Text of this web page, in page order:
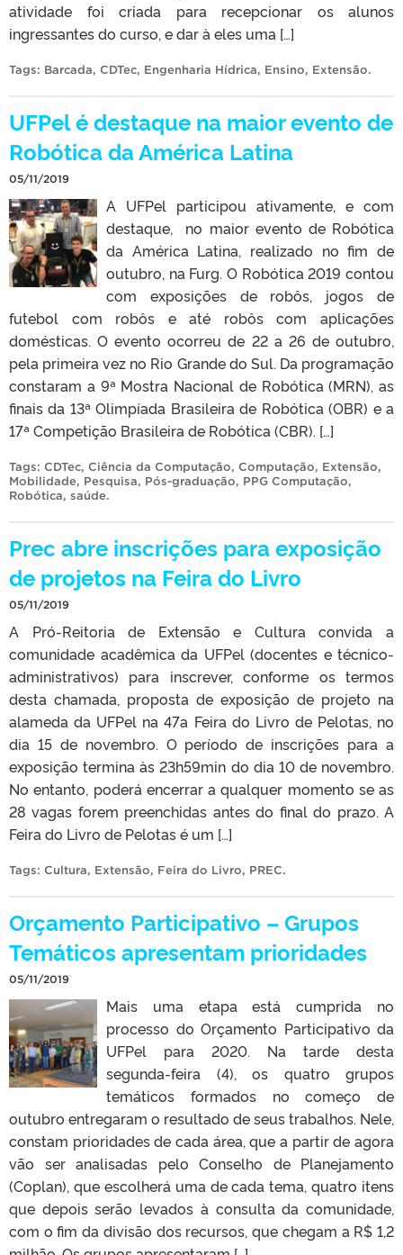
atividade foi criada para recepcionar os alunos
ingressantes do curso, e dar à eles uma […]
Tags: Barcada, CDTec, Engenharia Hídrica, Ensino, Extensão.
UFPel é destaque na maior evento de
Robótica da América Latina
05/11/2019
A UFPel participou ativamente, e com
destaque, no maior evento de Robótica
da América Latina, realizado no fim de
outubro, na Furg. O Robótica 2019 contou
com exposições de robôs, jogos de
futebol com robôs e até robôs com aplicações
domésticas. O evento ocorreu de 22 a 26 de outubro,
pela primeira vez no Rio Grande do Sul. Da programação
constaram a 9ª Mostra Nacional de Robótica (MRN), as
finais da 13ª Olimpíada Brasileira de Robótica (OBR) e a
17ª Competição Brasileira de Robótica (CBR). […]
Tags: CDTec, Ciência da Computação, Computação, Extensão,
Mobilidade, Pesquisa, Pós-graduação, PPG Computação,
Robótica, saúde.
Prec abre inscrições para exposição
de projetos na Feira do Livro
05/11/2019
A Pró-Reitoria de Extensão e Cultura convida a
comunidade acadêmica da UFPel (docentes e técnico-
administrativos) para inscrever, conforme os termos
desta chamada, proposta de exposição de projeto na
alameda da UFPel na 47a Feira do Livro de Pelotas, no
dia 15 de novembro. O período de inscrições para a
exposição termina às 23h59min do dia 10 de novembro.
No entanto, poderá encerrar a qualquer momento se as
28 vagas forem preenchidas antes do final do prazo. A
Feira do Livro de Pelotas é um […]
Tags: Cultura, Extensão, Feira do Livro, PREC.
Orçamento Participativo – Grupos
Temáticos apresentam prioridades
05/11/2019
Mais uma etapa está cumprida no
processo do Orçamento Participativo da
UFPel para 2020. Na tarde desta
segunda-feira (4), os quatro grupos
temáticos formados no começo de
outubro entregaram o resultado de seus trabalhos. Nele,
constam prioridades de cada área, que a partir de agora
vão ser analisadas pelo Conselho de Planejamento
(Coplan), que escolherá uma de cada tema, quatro itens
que depois serão levados à consulta da comunidade,
com o fim da divisão dos recursos, que chegam a R$ 1,2